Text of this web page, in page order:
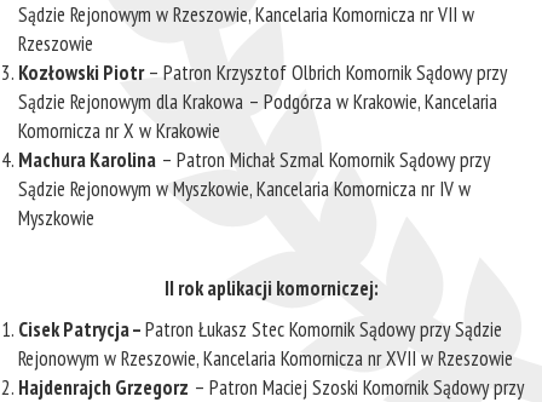
Sądzie Rejonowym w Rzeszowie, Kancelaria Komornicza nr VII w
Rzeszowie
Kozłowski Piotr– Patron Krzysztof Olbrich Komornik Sądowy przy
Sądzie Rejonowym dla Krakowa – Podgórza w Krakowie, Kancelaria
Komornicza nr X w Krakowie
Machura Karolina – Patron Michał Szmal Komornik Sądowy przy
Sądzie Rejonowym w Myszkowie, Kancelaria Komornicza nr IV w
Myszkowie
II rok aplikacji komorniczej:
Cisek Patrycja –Patron Łukasz Stec Komornik Sądowy przy Sądzie
Rejonowym w Rzeszowie, Kancelaria Komornicza nr XVII w Rzeszowie
Hajdenrajch Grzegorz – Patron Maciej Szoski Komornik Sądowy przy